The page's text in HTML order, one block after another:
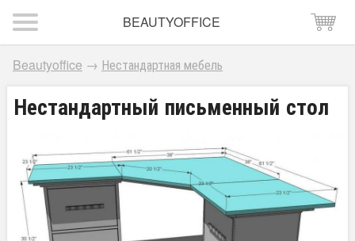
BEAUTYOFFICE
Beautyoffice → Нестандартная мебель
Нестандартный письменный стол